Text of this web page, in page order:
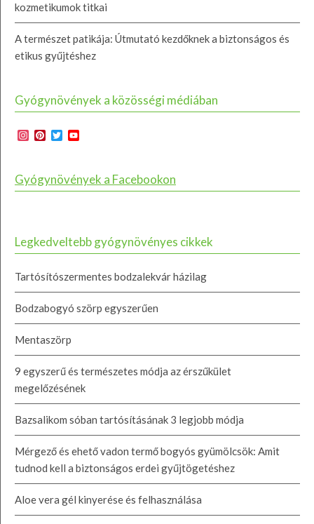
kozmetikumok titkai
A természet patikája: Útmutató kezdőknek a biztonságos és
etikus gyűjtéshez
Gyógynövények a közösségi médiában
Instagram
Pinterest
Twitter
Gyógynövények a Facebookon
Legkedveltebb gyógynövényes cikkek
Tartósítószermentes bodzalekvár házilag
Bodzabogyó szörp egyszerűen
Mentaszörp
9 egyszerű és természetes módja az érszűkület
megelőzésének
Bazsalikom sóban tartósításának 3 legjobb módja
Mérgező és ehető vadon termő bogyós gyümölcsök: Amit
tudnod kell a biztonságos erdei gyűjtögetéshez
Aloe vera gél kinyerése és felhasználása